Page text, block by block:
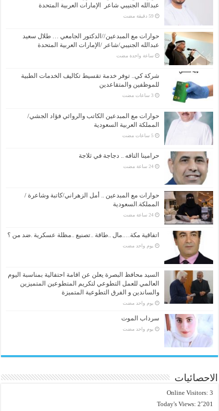
عبدالله الجنيبي شاعر الإمارات العربية المتحدة
‏59 دقيقة مضت
حوارات مع المبدعين//الدكتور الجامعي … طلال سعيد
عبدالله الجنيبي/شاعر /الإمارات العربية المتحدة
‏ساعة واحدة مضت
شركة كي.. توفر خدمة تقسيط تكاليف الخدمات الطبية
للموظفين والمتقاعدين
‏3 ساعات مضت
حوارات مع المبدعين الكاتب والروائي فؤاد الجشي/
المملكة العربية السعودية
‏5 ساعات مضت
حرامينا التافه .. دجاجة في ثلاجة
‏24 ساعة مضت
حوارات مع المبدعين .. أمل الزهراني/كاتبة وشاعرة /
المملكة.السعودية
‏24 ساعة مضت
اتفاقية مكة….مال ..طاقة ..تصنيع ..مظلة عسكرية .ضد من ؟
‏يوم واحد مضت
السيد محافظ البصرة يعلن عن اقامة احتفالية بمناسبة اليوم
العالمي للعمل التطوعي لتكريم المتطوعين المتميزين
والساندين و الفرق التطوعية المتميزة
‏يوم واحد مضت
سرداب الموت
‏يوم واحد مضت
الاحصائيات
Online Visitors: 3
Today's Views: 2٬201